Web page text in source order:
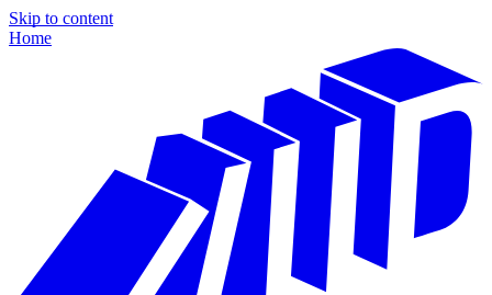
Skip to content
Home